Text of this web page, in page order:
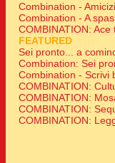
Combination -
Combination - A
COMBINATION: Ace
FEATURED
Sei pronto... a
Combination: Sei
Combination - Scrivi
COMBINATION:
COMBINATION:
COMBINATION:
COMBINATION: